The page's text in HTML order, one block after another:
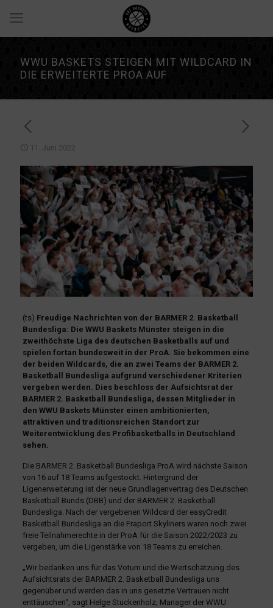
WWU BASKETS STEIGEN MIT WILDCARD IN
DIE ERWEITERTE PROA AUF
11. Juni 2022
(ts) Freudige Nachrichten von der BARMER 2. Basketball
Bundesliga: Die WWU Baskets Münster steigen in die
zweithöchste Liga des deutschen Basketballs auf und
spielen fortan bundesweit in der ProA. Sie bekommen eine
der beiden Wildcards, die an zwei Teams der BARMER 2.
Basketball Bundesliga aufgrund verschiedener Kriterien
vergeben werden. Dies beschloss der Aufsichtsrat der
BARMER 2. Basketball Bundesliga, dessen Mitglieder in
den WWU Baskets Münster einen ambitionierten,
attraktiven und traditionsreichen Standort zur
Weiterentwicklung des Profibasketballs in Deutschland
sehen.
Die BARMER 2. Basketball Bundesliga ProA wird nächste Saison
von 16 auf 18 Teams aufgestockt. Hintergrund der
Ligenerweiterung ist der neue Grundlagenvertrag des Deutschen
Basketball Bunds (DBB) und der BARMER 2. Basketball
Bundesliga. Nach der vergebenen Wildcard der easyCredit
Basketball Bundesliga an die Fraport Skyliners waren noch zwei
freie Teilnahmerechte in der ProA für die Saison 2022/2023 zu
vergeben, um die Ligenstärke von 18 Teams zu erreichen.
„Wir bedanken uns für das Votum und die Wertschätzung des
Aufsichtsrats der BARMER 2. Basketball Bundesliga uns
gegenüber und werden das in uns gesetzte Vertrauen nicht
enttäuschen“, sagt Helge Stuckenholz, Manager der WWU